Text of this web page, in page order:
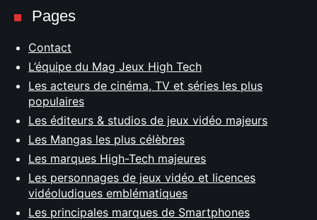
Pages
Contact
L’équipe du Mag Jeux High Tech
Les acteurs de cinéma, TV et séries les plus
populaires
Les éditeurs & studios de jeux vidéo majeurs
Les Mangas les plus célèbres
Les marques High-Tech majeures
Les personnages de jeux vidéo et licences
vidéoludiques emblématiques
Les principales marques de Smartphones